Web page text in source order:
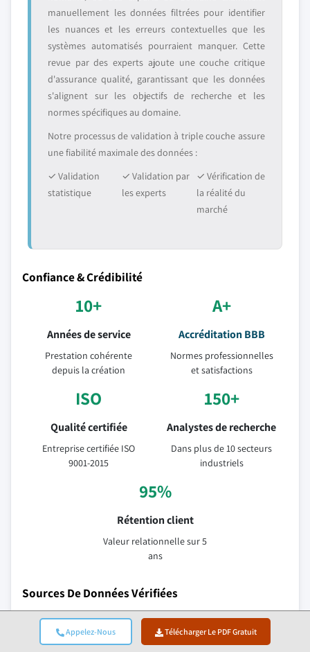
Appelez-Nous Télécharger Le PDF Gratuit
manuellement les données filtrées pour identifier
les nuances et les erreurs contextuelles que les
systèmes automatisés pourraient manquer. Cette
revue par des experts ajoute une couche critique
d'assurance qualité, garantissant que les données
s'alignent sur les objectifs de recherche et les
normes spécifiques au domaine.
Notre processus de validation à triple couche assure
une fiabilité maximale des données :
✓ Validation
statistique
✓ Validation par
les experts
✓ Vérification de
la réalité du
marché
Confiance & Crédibilité
10+
Années de service
Prestation cohérente
depuis la création
A+
Accréditation BBB
Normes professionnelles
et satisfactions
ISO
Qualité certifiée
Entreprise certifiée ISO
9001-2015
150+
Analystes de recherche
Dans plus de 10 secteurs
industriels
95%
Rétention client
Valeur relationnelle sur 5
ans
Sources De Données Vérifiées
Publications commerciales